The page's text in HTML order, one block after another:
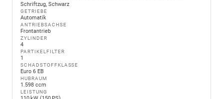
Schriftzug, Schwarz
GETRIEBE
Automatik
ANTRIEBSACHSE
Frontantrieb
ZYLINDER
4
PARTIKELFILTER
1
SCHADSTOFFKLASSE
Euro 6 EB
HUBRAUM
1.598 ccm
LEISTUNG